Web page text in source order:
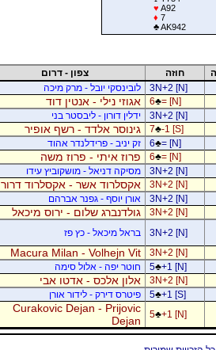
♥ A92
♦ 7
♣AK942
חוזה צפון - דרום
3N+2 [N]
לובינסקי יובל - מרק מיכה
6♣= [N] אגוזי נילי - אנטין דוד
3N+2 [N]
ידלין דורון - ליבסטר בני
7♣-1 [S] גינוסר אלדד - רשף אופיר
6♣= [N] זק יניב - פרידלנדר אהוד
6♣= [N] פרוז איתי - פרוז משה
3N+2 [N]
מסיקה דניאל - מושקוביץ עידו
3N+2 [N]
אקסלרוד אשר - אקסלרוד דרור
3N+2 [N]
אורן יוסף - גפנר אברהם
3N+2 [N]
גולדנברג שלום - ירוס מיכאל
3N+2 [N]
בראל מיכאל - כץ פז
3N+2 [N]
Macura Milan - Volhejn Vit
5♣+1 [N] חוטר יפה - אלול סימה
3N+2 [N]
אלון אלכס - אדטו אבי
5♣+1 [S] פיטרס דירק - לידור אורן
5♣+1 [N]
Curakovic Dejan - Prijovic
Dejan